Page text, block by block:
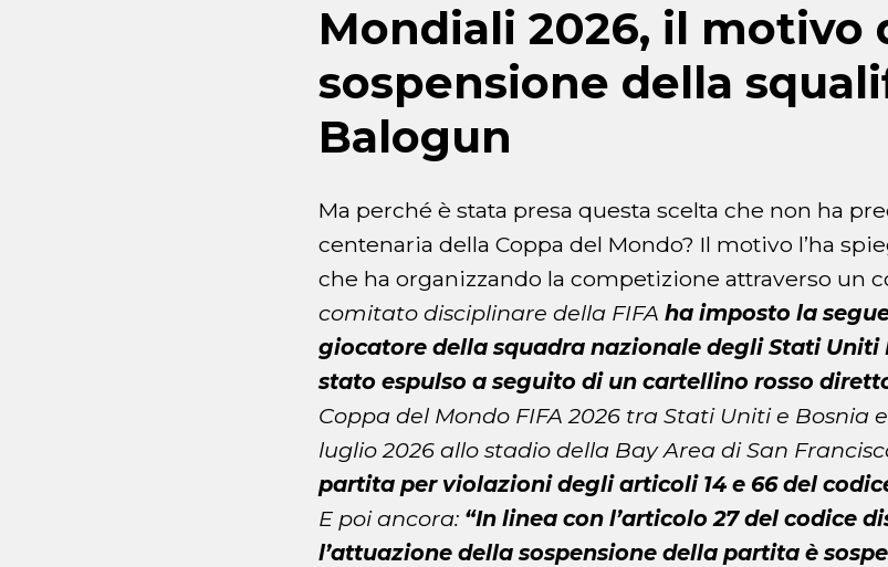
Mondiali 2026, il motivo
sospensione della
Balogun
Ma perché è stata presa questa scelta che non ha
centenaria della Coppa del Mondo? Il motivo l’ha
che ha organizzando la competizione attraverso un
comitato disciplinare della FIFA ha imposto la
giocatore della squadra nazionale degli Stati Uniti
stato espulso a seguito di un cartellino rosso
Coppa del Mondo FIFA 2026 tra Stati Uniti e Bosnia
luglio 2026 allo stadio della Bay Area di San
partita per violazioni degli articoli 14 e 66 del
E poi ancora: “In linea con l’articolo 27 del codice
l’attuazione della sospensione della partita è